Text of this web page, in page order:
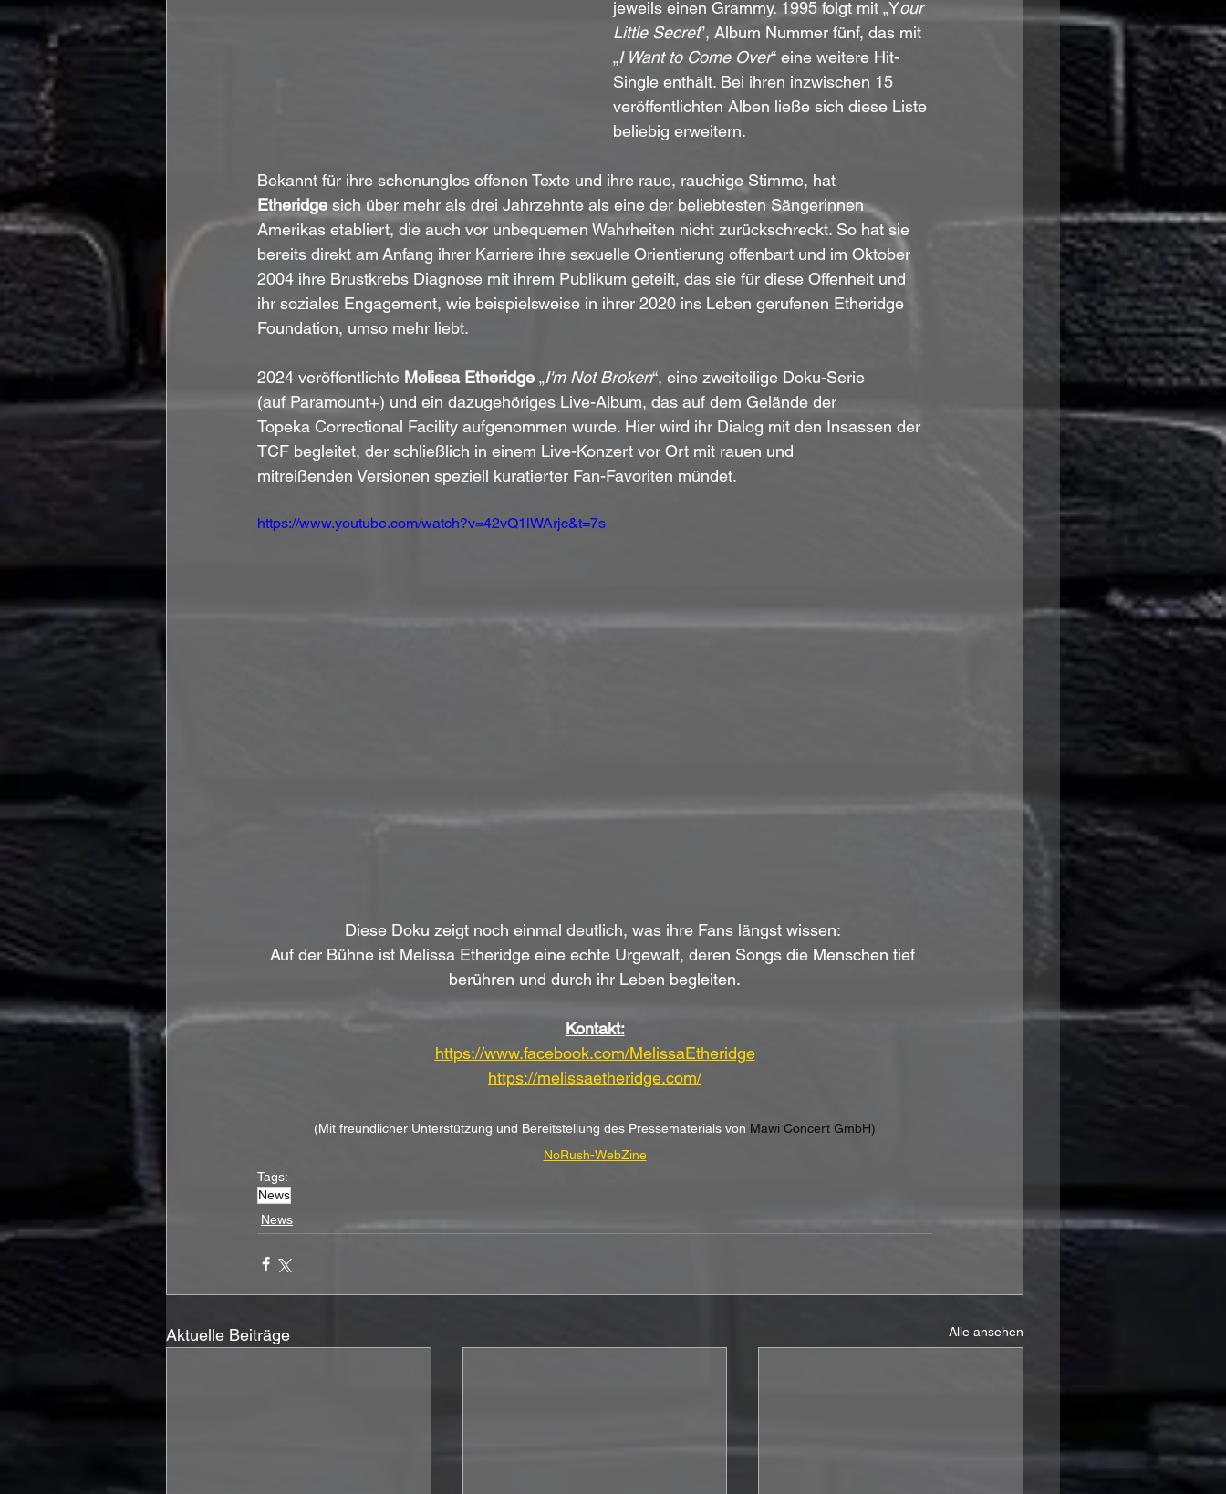
jeweils einen Grammy. 1995 folgt mit „Your
Little Secret”, Album Nummer fünf, das mit
„I Want to Come Over“ eine weitere Hit-
Single enthält. Bei ihren inzwischen 15
veröffentlichten Alben ließe sich diese Liste
beliebig erweitern.
Bekannt für ihre schonunglos offenen Texte und ihre raue, rauchige Stimme, hat
Etheridge sich über mehr als drei Jahrzehnte als eine der beliebtesten Sängerinnen
Amerikas etabliert, die auch vor unbequemen Wahrheiten nicht zurückschreckt. So hat sie
bereits direkt am Anfang ihrer Karriere ihre sexuelle Orientierung offenbart und im Oktober
2004 ihre Brustkrebs Diagnose mit ihrem Publikum geteilt, das sie für diese Offenheit und
ihr soziales Engagement, wie beispielsweise in ihrer 2020 ins Leben gerufenen Etheridge
Foundation, umso mehr liebt.
2024 veröffentlichte Melissa Etheridge „I'm Not Broken“, eine zweiteilige Doku-Serie
(auf Paramount+) und ein dazugehöriges Live-Album, das auf dem Gelände der
Topeka Correctional Facility aufgenommen wurde. Hier wird ihr Dialog mit den Insassen der
TCF begleitet, der schließlich in einem Live-Konzert vor Ort mit rauen und
mitreißenden Versionen speziell kuratierter Fan-Favoriten mündet.
https://www.youtube.com/watch?v=42vQ1lWArjc&t=7s
Diese Doku zeigt noch einmal deutlich, was ihre Fans längst wissen:
Auf der Bühne ist Melissa Etheridge eine echte Urgewalt, deren Songs die Menschen tief
berühren und durch ihr Leben begleiten.
Kontakt:
https://www.facebook.com/MelissaEtheridge
https://melissaetheridge.com/
(Mit freundlicher Unterstützung und Bereitstellung des Pressematerials von Mawi Concert GmbH)
NoRush-WebZine
Tags:
News
News
Aktuelle Beiträge Alle ansehen